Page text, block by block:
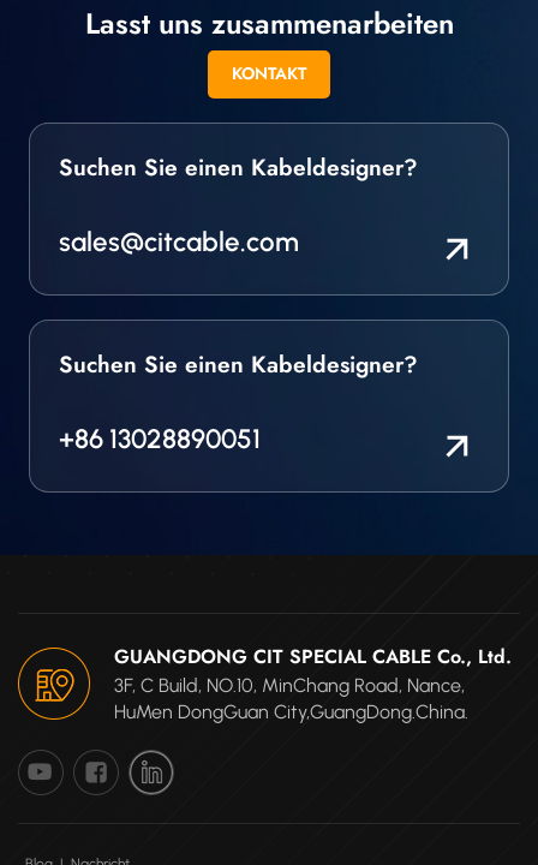
Lasst uns zusammenarbeiten
KONTAKT
Suchen Sie einen Kabeldesigner?
sales@citcable.com
Suchen Sie einen Kabeldesigner?
+86 13028890051
GUANGDONG CIT SPECIAL CABLE Co., Ltd.
3F, C Build, NO.10, MinChang Road, Nance,
HuMen DongGuan City,GuangDong.China.